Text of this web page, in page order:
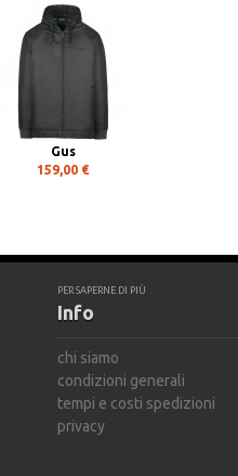
Gus
159,00 €
PER SAPERNE DI PIÙ
Info
chi siamo
condizioni generali
tempi e costi spedizioni
privacy